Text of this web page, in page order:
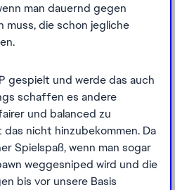
man dauernd gegen
muss, die schon jegliche
gespielt und werde das auch
schaffen es andere
und balanced zu
nicht hinzubekommen. Da
Spielspaß, wenn man sogar
weggesniped wird und die
bis vor unsere Basis